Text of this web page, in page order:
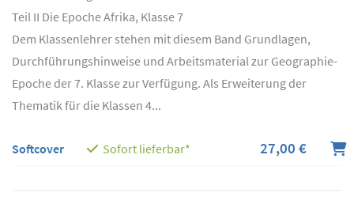
Teil II Die Epoche Afrika, Klasse 7
Dem Klassenlehrer stehen mit diesem Band Grundlagen,
Durchführungs­hinweise und Arbeitsmaterial zur Geographie-
Epoche der 7. Klasse zur Verfügung. Als Erweiterung der
Thematik für die Klassen 4...
Softcover Sofort lieferbar* 27,00 €